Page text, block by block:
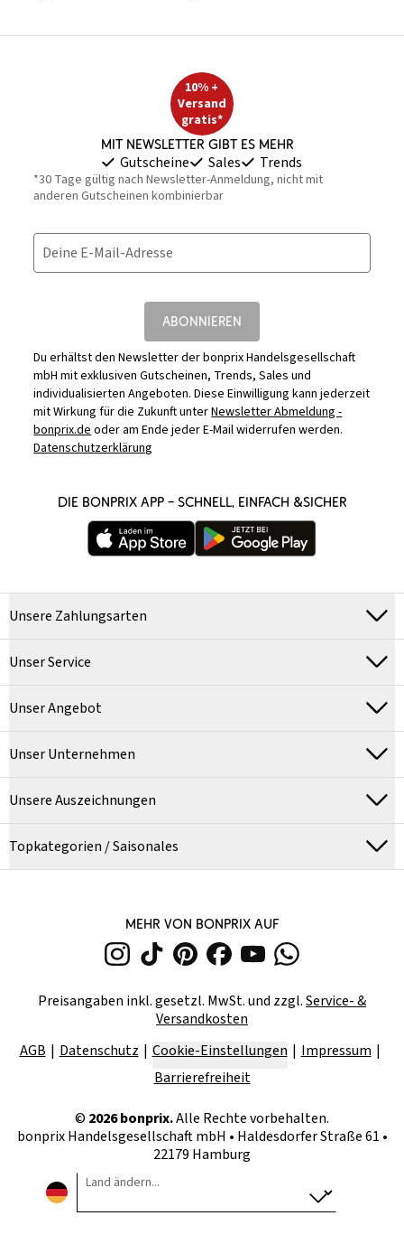
10% +
Versand
gratis*
Mit Newsletter gibt es mehr
Gutscheine Sales Trends
*30 Tage gültig nach Newsletter-Anmeldung, nicht mit
anderen Gutscheinen kombinierbar
Deine E-Mail-Adresse
ABONNIEREN
Du erhältst den Newsletter der bonprix Handelsgesellschaft
mbH mit exklusiven Gutscheinen, Trends, Sales und
individualisierten Angeboten. Diese Einwilligung kann jederzeit
mit Wirkung für die Zukunft unterNewsletter Abmeldung -
bonprix.deoder am Ende jeder E-Mail widerrufen werden.
Datenschutzerklärung
DIE BONPRIX APP – SCHNELL, EINFACH &SICHER
Unsere Zahlungsarten
Unser Service
Unser Angebot
Unser Unternehmen
Unsere Auszeichnungen
Topkategorien / Saisonales
MEHR VON BONPRIX AUF
Preisangaben inkl. gesetzl. MwSt. und zzgl.Service- &
Versandkosten
AGB
Datenschutz Cookie-Einstellungen
Impressum
Barrierefreiheit
© 2026bonprix.Alle Rechte vorbehalten.
bonprix Handelsgesellschaft mbH • Haldesdorfer Straße 61 •
22179 Hamburg
Land ändern...